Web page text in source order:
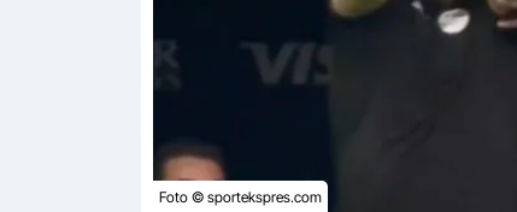
Foto © sportekspres.com